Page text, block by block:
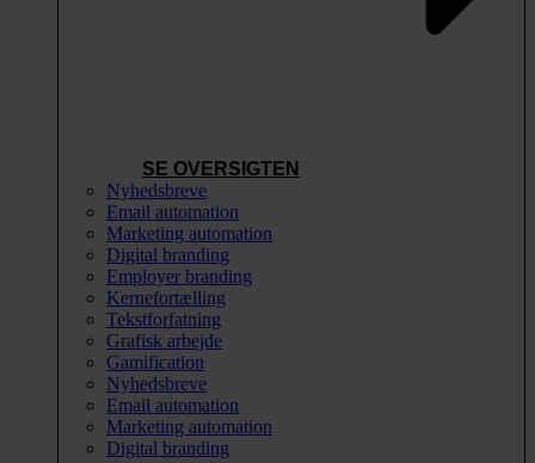
SE OVERSIGTEN
Nyhedsbreve
Email automation
Marketing automation
Digital branding
Employer branding
Kernefortælling
Tekstforfatning
Grafisk arbejde
Gamification
Nyhedsbreve
Email automation
Marketing automation
Digital branding